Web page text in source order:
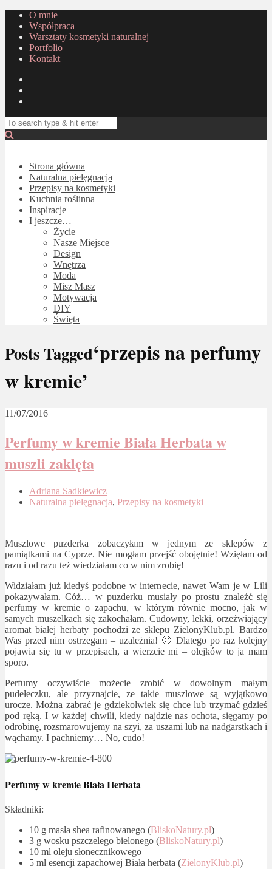
O mnie
Współpraca
Warsztaty kosmetyki naturalnej
Portfolio
Kontakt
Strona główna
Naturalna pielęgnacja
Przepisy na kosmetyki
Kuchnia roślinna
Inspiracje
I jeszcze…
Życie
Nasze Miejsce
Design
Wnętrza
Moda
Misz Masz
Motywacja
DIY
Święta
Posts Tagged‘przepis na perfumy
w kremie’
11/07/2016
Perfumy w kremie Biała Herbata w
muszli zaklęta
Adriana Sadkiewicz
Naturalna pielęgnacja, Przepisy na kosmetyki
Muszlowe puzderka zobaczyłam w jednym ze sklepów z
pamiątkami na Cyprze. Nie mogłam przejść obojętnie! Wzięłam od
razu i od razu też wiedziałam co w nim zrobię!
Widziałam już kiedyś podobne w internecie, nawet Wam je w Lili
pokazywałam. Cóż… w puzderku musiały po prostu znaleźć się
perfumy w kremie o zapachu, w którym równie mocno, jak w
samych muszelkach się zakochałam. Cudowny, lekki, orzeźwiający
aromat białej herbaty pochodzi ze sklepu ZielonyKlub.pl. Bardzo
Was przed nim ostrzegam – uzależnia! 🙂 Dlatego po raz kolejny
pojawia się tu w przepisach, a wierzcie mi – olejków to ja mam
sporo.
Perfumy oczywiście możecie zrobić w dowolnym małym
pudełeczku, ale przyznajcie, ze takie muszlowe są wyjątkowo
urocze. Można zabrać je gdziekolwiek się chce lub trzymać gdzieś
pod ręką. I w każdej chwili, kiedy najdzie nas ochota, sięgamy po
odrobinę, rozsmarowujemy na szyi, za uszami lub na nadgarstkach i
wąchamy. I pachniemy… No, cudo!
Perfumy w kremie Biała Herbata
Składniki:
10 g masła shea rafinowanego (BliskoNatury.pl)
3 g wosku pszczelego bielonego (BliskoNatury.pl)
10 ml oleju słonecznikowego
5 ml esencji zapachowej Biała herbata (ZielonyKlub.pl)